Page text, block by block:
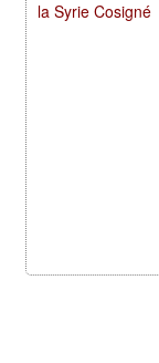
la Syrie Cosigné